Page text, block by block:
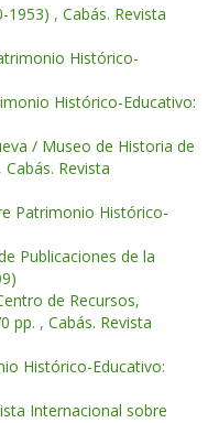
1953) , Cabás. Revista
Histórico-
Histórico-Educativo:
/ Museo de Historia de
, Cabás. Revista
Patrimonio Histórico-
Publicaciones de la
de Recursos,
pp. , Cabás. Revista
Histórico-Educativo:
Internacional sobre